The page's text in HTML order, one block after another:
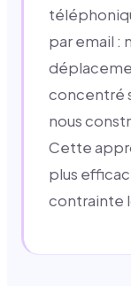
par email :
concentré
nous
Cette
plus
contrainte